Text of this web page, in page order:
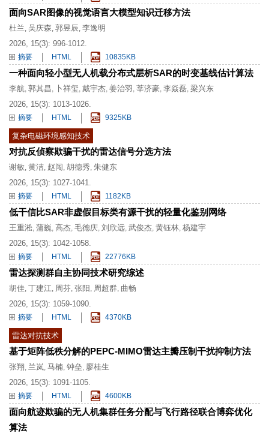
面向SAR图像的视觉语言大模型知识迁移方法
杜兰, 吴庆森, 郭昱辰, 李逸明
2026, 15(3): 996-1012.
摘要 HTML 10835KB
一种面向轻小型无人机载分布式层析SAR的时变基线估计算法
李航, 郭其昌, 卜祥玺, 戴宇杰, 姜治羽 , 莘济豪, 李焱磊, 梁兴东
2026, 15(3): 1013-1026.
摘要 HTML 9325KB
复杂电磁环境感知技术
对抗反侦察欺骗干扰的雷达信号分选方法
谢敏, 黄洁, 赵闯, 胡德秀, 朱健东
2026, 15(3): 1027-1041.
摘要 HTML 1182KB
低干信比SAR非虚假目标类有源干扰的轻量化鉴别网络
王重淞, 蒲巍, 高杰, 毛德庆, 刘欣远, 武俊杰, 黄钰林, 杨建宇
2026, 15(3): 1042-1058.
摘要 HTML 22776KB
雷达探测群自主协同技术研究综述
胡佳, 丁建江, 周芬, 张阳 , 周超群, 曲畅
2026, 15(3): 1059-1090.
摘要 HTML 4370KB
雷达对抗技术
基于矩阵低秩分解的PEPC-MIMO雷达主瓣压制干扰抑制方法
张翔, 兰岚, 马楠, 钟垒, 廖桂生
2026, 15(3): 1091-1105.
摘要 HTML 4600KB
面向航迹欺骗的无人机集群任务分配与飞行路径联合博弈优化
算法